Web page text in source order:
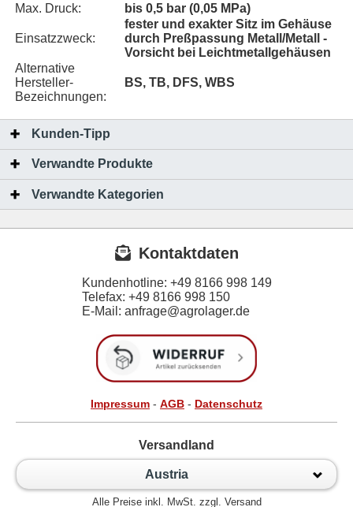
Max. Druck:
bis 0,5 bar (0,05 MPa)
Einsatzzweck:
fester und exakter Sitz im Gehäuse
durch Preßpassung Metall/Metall -
Vorsicht bei Leichtmetallgehäusen
Alternative
Hersteller-
Bezeichnungen:
BS, TB, DFS, WBS
Kunden-Tipp
Verwandte Produkte
Verwandte Kategorien
Kontaktdaten
Kundenhotline: +49 8166 998 149
Telefax: +49 8166 998 150
E-Mail: anfrage@agrolager.de
Impressum - AGB - Datenschutz
Versandland
Austria
Alle Preise inkl. MwSt. zzgl. Versand